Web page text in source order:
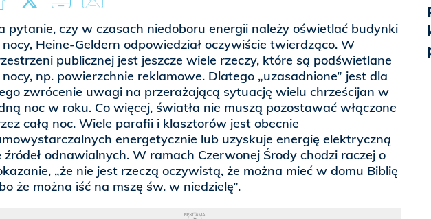
pytanie, czy w czasach niedoboru energii należy oświetlać budynki
Heine-Geldern odpowiedział oczywiście twierdząco. W
publicznej jest jeszcze wiele rzeczy, które są podświetlane
np. powierzchnie reklamowe. Dlatego „uzasadnione” jest dla
zwrócenie uwagi na przerażającą sytuację wielu chrześcijan w
noc w roku. Co więcej, światła nie muszą pozostawać włączone
całą noc. Wiele parafii i klasztorów jest obecnie
energetycznie lub uzyskuje energię elektryczną
źródeł odnawialnych. W ramach Czerwonej Środy chodzi raczej o
„że nie jest rzeczą oczywistą, że można mieć w domu Biblię
że można iść na mszę św. w niedzielę”.
REKLAMA